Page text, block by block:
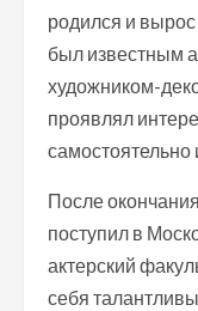
родился и вырос
был известным
художником-
проявлял
самостоятельно
После
поступил в
актерский
себя